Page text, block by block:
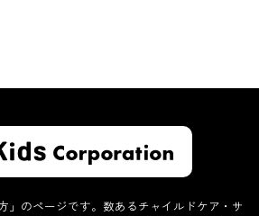
」のページです。数あるチャイルドケア・サ